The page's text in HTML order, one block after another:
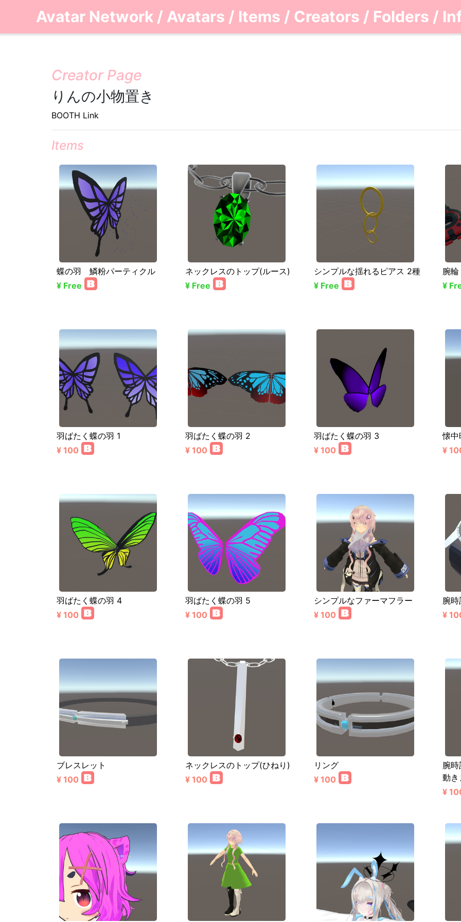
Avatar Network / Avatars / Items / Creators / Folders /
Creator Page
りんの小物置き
BOOTH Link
Items
蝶の羽 鱗粉パーティクル
¥ Free
ネックレスのトップ(ルース)
¥ Free
シンプルな揺れるピアス 2種
¥ Free
腕輪
¥
羽ばたく蝶の羽 1
¥ 100
羽ばたく蝶の羽 2
¥ 100
羽ばたく蝶の羽 3
¥ 100
懐中
¥
羽ばたく蝶の羽 4
¥ 100
羽ばたく蝶の羽 5
¥ 100
シンプルなファーマフラー
¥ 100
腕時
¥
ブレスレット
¥ 100
ネックレスのトップ(ひねり)
¥ 100
リング
¥ 100
腕
動
¥